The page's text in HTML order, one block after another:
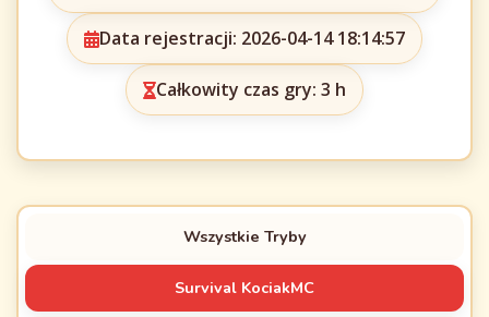
Data rejestracji: 2026-04-14 18:14:57
Całkowity czas gry: 3 h
Wszystkie Tryby
Survival KociakMC